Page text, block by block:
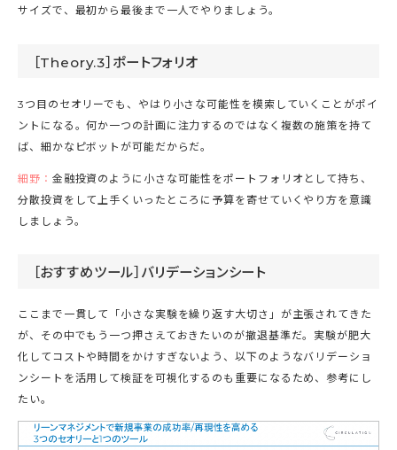
サイズで、最初から最後まで一人でやりましょう。
［Theory.3］ポートフォリオ
3つ目のセオリーでも、やはり小さな可能性を模索していくことがポイ
ントになる。何か一つの計画に注力するのではなく複数の施策を持て
ば、細かなピボットが可能だからだ。
細野： 金融投資のように小さな可能性をポートフォリオとして持ち、
分散投資をして上手くいったところに予算を寄せていくやり方を意識
しましょう。
［おすすめツール］バリデーションシート
ここまで一貫して「小さな実験を繰り返す大切さ」が主張されてきた
が、その中でもう一つ押さえておきたいのが撤退基準だ。実験が肥大
化してコストや時間をかけすぎないよう、以下のようなバリデーショ
ンシートを活用して検証を可視化するのも重要になるため、参考にし
たい。